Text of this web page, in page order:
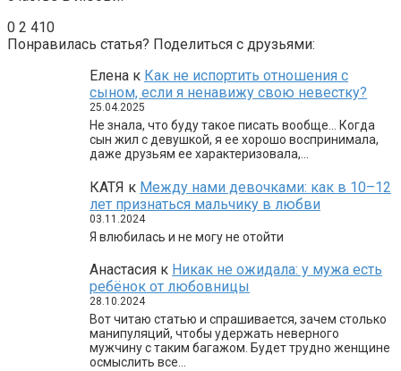
0 2 410
Понравилась статья? Поделиться с друзьями:
Елена к Как не испортить отношения с
сыном, если я ненавижу свою невестку?
25.04.2025
Не знала, что буду такое писать вообще… Когда
сын жил с девушкой, я ее хорошо воспринимала,
даже друзьям ее характеризовала,…
КАТЯ к Между нами девочками: как в 10–12
лет признаться мальчику в любви
03.11.2024
Я влюбилась и не могу не отойти
Анастасия к Никак не ожидала: у мужа есть
ребёнок от любовницы
28.10.2024
Вот читаю статью и спрашивается, зачем столько
манипуляций, чтобы удержать неверного
мужчину с таким багажом. Будет трудно женщине
осмыслить все…